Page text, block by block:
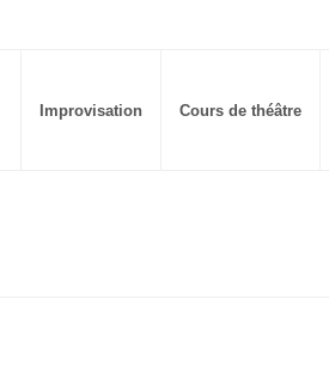
Improvisation Cours de théâtre